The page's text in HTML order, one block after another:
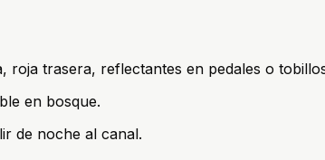
roja trasera, reflectantes en pedales o
en bosque.
de noche al canal.